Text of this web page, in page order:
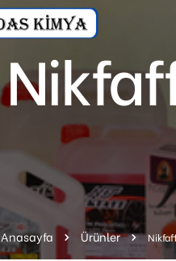
Anasayfa Ürünler